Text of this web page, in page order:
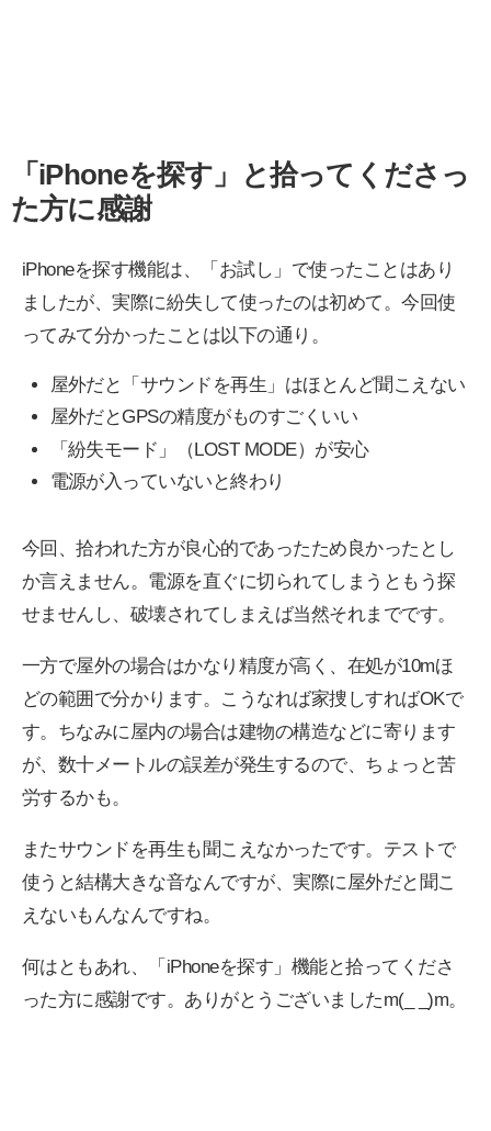
「iPhoneを探す」と拾ってくださっ
た方に感謝
iPhoneを探す機能は、「お試し」で使ったことはあり
ましたが、実際に紛失して使ったのは初めて。今回使
ってみて分かったことは以下の通り。
屋外だと「サウンドを再生」はほとんど聞こえない
屋外だとGPSの精度がものすごくいい
「紛失モード」（LOST MODE）が安心
電源が入っていないと終わり
今回、拾われた方が良心的であったため良かったとし
か言えません。電源を直ぐに切られてしまうともう探
せませんし、破壊されてしまえば当然それまでです。
一方で屋外の場合はかなり精度が高く、在処が10mほ
どの範囲で分かります。こうなれば家捜しすればOKで
す。ちなみに屋内の場合は建物の構造などに寄ります
が、数十メートルの誤差が発生するので、ちょっと苦
労するかも。
またサウンドを再生も聞こえなかったです。テストで
使うと結構大きな音なんですが、実際に屋外だと聞こ
えないもんなんですね。
何はともあれ、「iPhoneを探す」機能と拾ってくださ
った方に感謝です。ありがとうございましたm(_ _)m。